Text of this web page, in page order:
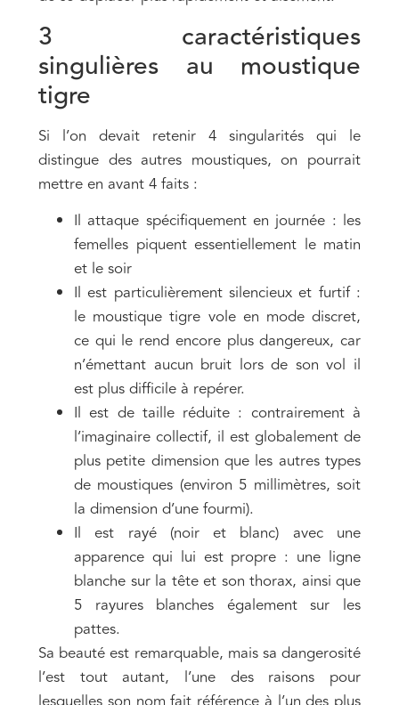
3 caractéristiques
singulières au moustique
tigre
Si l’on devait retenir 4 singularités qui le
distingue des autres moustiques, on pourrait
mettre en avant 4 faits :
Il attaque spécifiquement en journée : les
femelles piquent essentiellement le matin
et le soir
Il est particulièrement silencieux et furtif :
le moustique tigre vole en mode discret,
ce qui le rend encore plus dangereux, car
n’émettant aucun bruit lors de son vol il
est plus difficile à repérer.
Il est de taille réduite : contrairement à
l’imaginaire collectif, il est globalement de
plus petite dimension que les autres types
de moustiques (environ 5 millimètres, soit
la dimension d’une fourmi).
Il est rayé (noir et blanc) avec une
apparence qui lui est propre : une ligne
blanche sur la tête et son thorax, ainsi que
5 rayures blanches également sur les
pattes.
Sa beauté est remarquable, mais sa dangerosité
l’est tout autant, l’une des raisons pour